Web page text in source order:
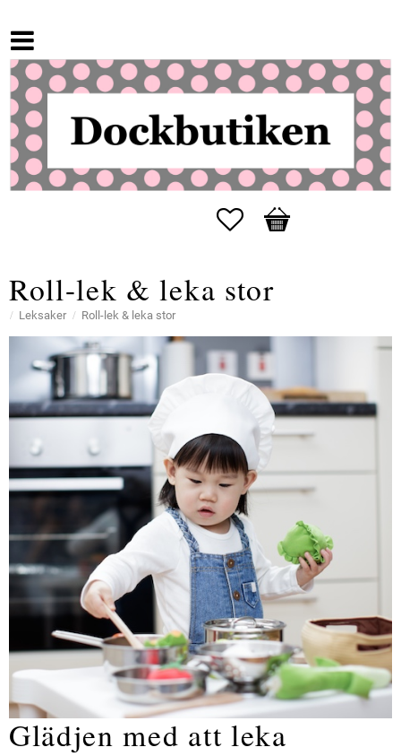
Favoriter
Kundvagn
Roll-lek & leka stor
Leksaker Roll-lek & leka stor
Glädjen med att leka